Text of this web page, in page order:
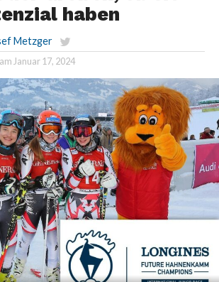
haben
Metzger
Januar 17, 2024